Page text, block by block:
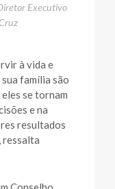
Executivo
à vida e
família são
se tornam
e na
resultados
ressalta